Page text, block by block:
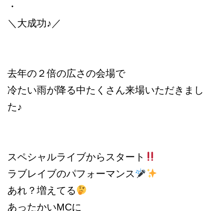
・
＼大成功♪／
去年の２倍の広さの会場で
冷たい雨が降る中たくさん来場いただきまし
た♪
スペシャルライブからスタート
ラブレイブのパフォーマンス
あれ？増えてる
あったかいMCに